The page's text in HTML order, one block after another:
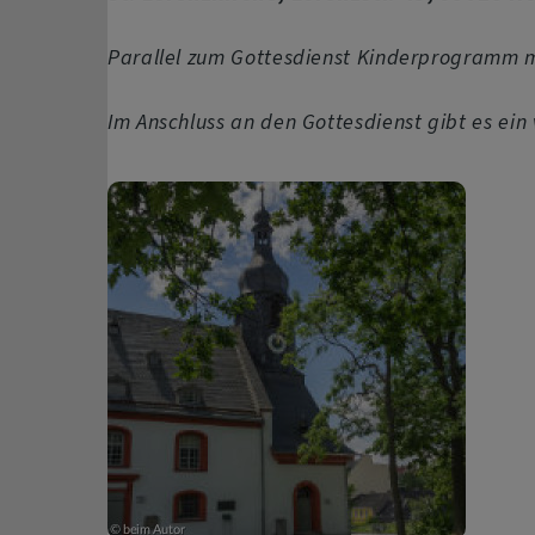
Parallel zum Gottesdienst Kinderprogramm
Im Anschluss an den Gottesdienst gibt es